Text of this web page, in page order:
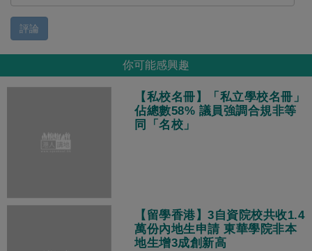
評論
你可能感興趣
【私校名冊】「私立學校名冊」
佔總數58% 議員強調合規非等
同「名校」
【留學香港】3自資院校共收1.4
萬份內地生申請 東華學院非本
地生增3成創新高